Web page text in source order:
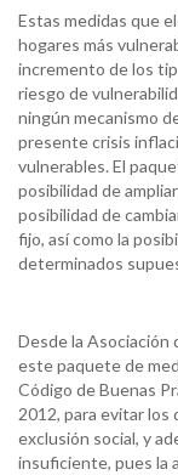
Estas medidas que
hogares más
incremento de los
riesgo de
ningún mecanismo
presente crisis
vulnerables. El
posibilidad de
posibilidad de
fijo, así como la
determinados
Desde la Asociación
este paquete de
Código de Buenas
2012, para evitar los
exclusión social, y
insuficiente, pues la